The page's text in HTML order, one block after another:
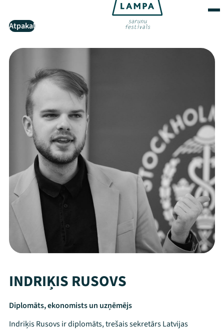
Atpakaļ
INDRIĶIS RUSOVS
Diplomāts, ekonomists un uzņēmējs
Indriķis Rusovs ir diplomāts, trešais sekretārs Latvijas